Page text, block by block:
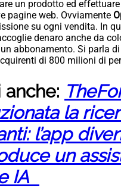
un prodotto ed
pagine web. Ovviamente
su ogni vendita. In
denaro anche da
abbonamento. Si parla
di 800 milioni di
la
l’app
un
IA